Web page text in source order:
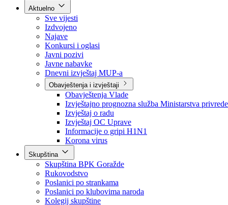
Kontakt
Aktuelno
Sve vijesti
Izdvojeno
Najave
Konkursi i oglasi
Javni pozivi
Javne nabavke
Dnevni izvještaj MUP-a
Obavještenja i izvještaji
Obavještenja Vlade
Izvještajno prognozna služba Ministarstva privrede
Izvještaj o radu
Izvještaj OC Uprave
Informacije o gripi H1N1
Korona virus
Skupština
Skupština BPK Goražde
Rukovodstvo